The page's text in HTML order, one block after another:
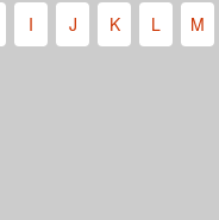
I J K L M